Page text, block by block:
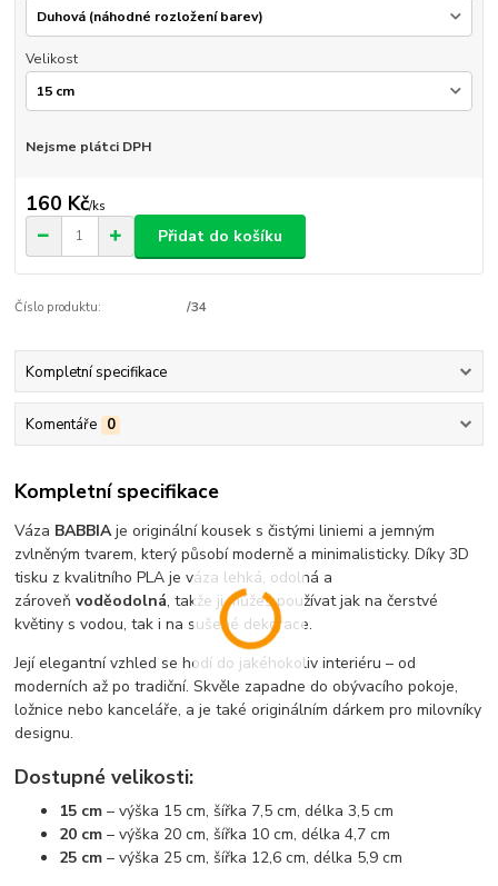
Velikost
Nejsme plátci DPH
160 Kč/ks
Přidat do košíku
Číslo produktu: /34
Kompletní specifikace
Komentáře 0
Kompletní specifikace
Váza BABBIAje originální kousek s čistými liniemi a jemným
zvlněným tvarem, který působí moderně a minimalisticky. Díky 3D
tisku z kvalitního PLA je váza lehká, odolná a
zároveňvoděodolná, takže ji můžeš používat jak na čerstvé
květiny s vodou, tak i na sušené dekorace.
Její elegantní vzhled se hodí do jakéhokoliv interiéru – od
moderních až po tradiční. Skvěle zapadne do obývacího pokoje,
ložnice nebo kanceláře, a je také originálním dárkem pro milovníky
designu.
Dostupné velikosti:
15 cm – výška 15 cm, šířka 7,5 cm, délka 3,5 cm
20 cm – výška 20 cm, šířka 10 cm, délka 4,7 cm
25 cm – výška 25 cm, šířka 12,6 cm, délka 5,9 cm